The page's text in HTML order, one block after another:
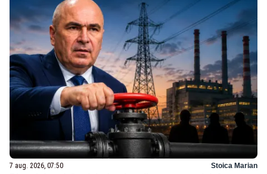
7 aug. 2026, 07:50 Stoica Marian